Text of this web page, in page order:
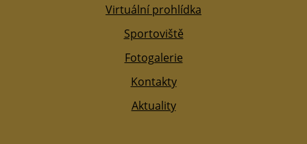
Virtuální prohlídka
Sportoviště
Fotogalerie
Kontakty
Aktuality